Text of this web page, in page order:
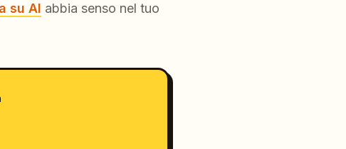
su AI abbia senso nel tuo